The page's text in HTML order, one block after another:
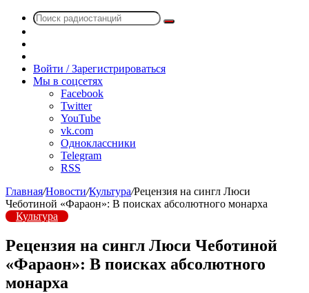
Поиск
радио
Войти / Зарегистрироваться
Мы в соцсетях
Facebook
Twitter
YouTube
vk.com
Одноклассники
Telegram
RSS
Главная/Новости/Культура/Рецензия на сингл Люси
Чеботиной «Фараон»: В поисках абсолютного монарха
Культура
Рецензия на сингл Люси Чеботиной
«Фараон»: В поисках абсолютного
монарха